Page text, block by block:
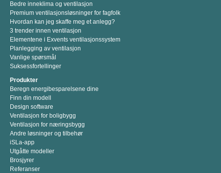
Bedre inneklima og ventilasjon
Premium ventilasjonsløsninger for fagfolk
Hvordan kan jeg skaffe meg et anlegg?
3 trender innen ventilasjon
Elementene i Exvents ventilasjonssystem
Planlegging av ventilasjon
Vanlige spørsmål
Suksessfortellinger
Produkter
Beregn energibesparelsene dine
Finn din modell
Design software
Ventilasjon for boligbygg
Ventilasjon for næringsbygg
Andre løsninger og tilbehør
iSLa-app
Utgåtte modeller
Brosjyrer
Referanser